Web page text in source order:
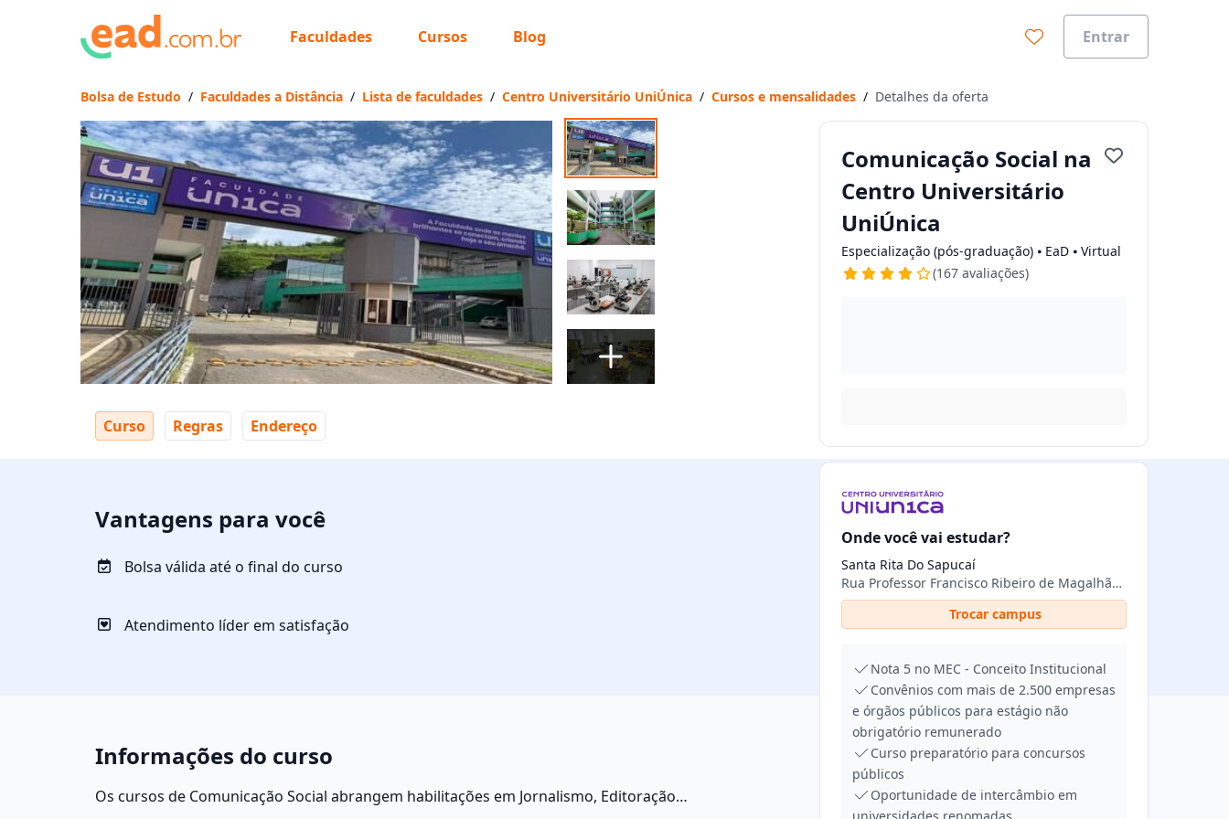
Faculdades Cursos Blog Entrar
Bolsa de Estudo / Faculdades a Distância / Lista de faculdades / Centro Universitário UniÚnica / Cursos e mensalidades / Detalhes da oferta
Comunicação Social na
Centro Universitário
UniÚnica
Especialização (pós-graduação) ⦁ EaD ⦁ Virtual
(167 avaliações)
Onde você vai estudar?
Santa Rita Do Sapucaí
Rua Professor Francisco Ribeiro de Magalhães, 125, Fernandes, 37540-000, Santa Rita do Sapucaí, MG
Trocar campus
Escolha de unidade
Onde quer estudar?
Distâncias calculadas à partir de São Paulo, SP.
Ops! Não encontramos nenhuma unidade
Verifique se digitou corretamente, ou experimente buscar por outras unidades.
Nota 5 no MEC - Conceito Institucional
Convênios com mais de 2.500 empresas
e órgãos públicos para estágio não
obrigatório remunerado
Curso preparatório para concursos
públicos
Oportunidade de intercâmbio em
Curso Regras Endereço
Vantagens para você
Bolsa válida até o final do curso
Atendimento líder em satisfação
Informações do curso
Os cursos de Comunicação Social abrangem habilitações em Jornalismo, Editoração,